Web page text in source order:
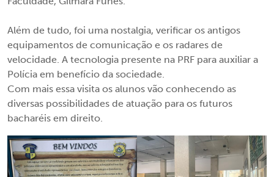
Além de tudo, foi uma nostalgia, verificar os antigos
equipamentos de comunicação e os radares de
velocidade. A tecnologia presente na PRF para auxiliar a
Polícia em benefício da sociedade.
Com mais essa visita os alunos vão conhecendo as
diversas possibilidades de atuação para os futuros
bacharéis em direito.